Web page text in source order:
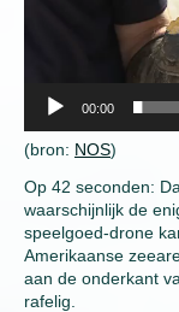
00:00
(bron: NOS)
Op 42 seconden:
waarschijnlijk de
speelgoed-drone
Amerikaanse
aan de onderkant
rafelig.